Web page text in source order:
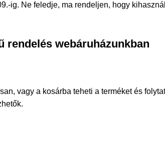
ig. Ne feledje, ma rendeljen, hogy
rendelés webáruházunkban
vagy a kosárba teheti a terméket és